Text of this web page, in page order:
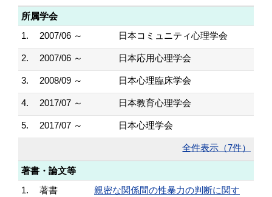
所属学会
1.
2007/06 ～ 日本コミュニティ心理学会
2. 2007/06 ～ 日本応用心理学会
3. 2008/09 ～ 日本心理臨床学会
4. 2017/07 ～ 日本教育心理学会
5. 2017/07 ～ 日本心理学会
全件表示（7件）
著書・論文等
1.
著書
親密な関係間の性暴力の判断に関す